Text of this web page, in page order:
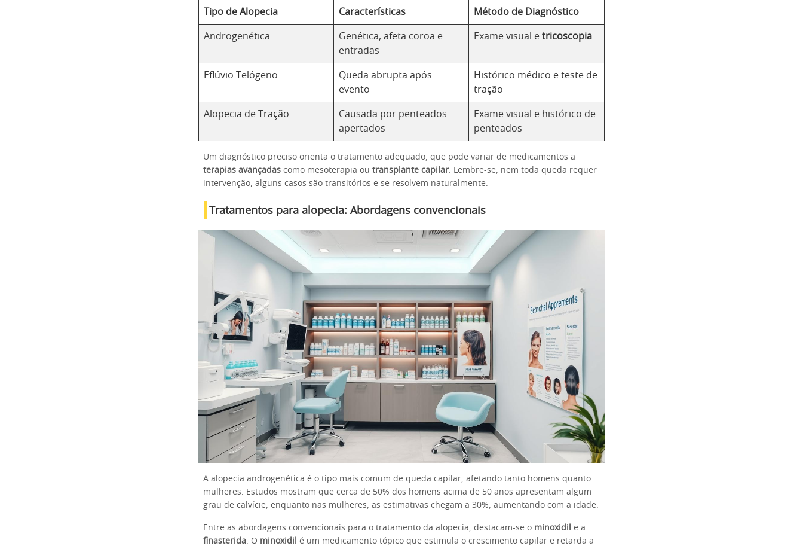
Tipo de Alopecia Características Método de Diagnóstico
Androgenética
Genética, afeta coroa e
entradas
Exame visual e tricoscopia
Eflúvio Telógeno
Queda abrupta após
evento
Histórico médico e teste de
tração
Alopecia de Tração
Causada por penteados
apertados
Exame visual e histórico de
penteados
Um diagnóstico preciso orienta o tratamento adequado, que pode variar de medicamentos a
terapias avançadas como mesoterapia ou transplante capilar. Lembre-se, nem toda queda requer
intervenção, alguns casos são transitórios e se resolvem naturalmente.
Tratamentos para alopecia: Abordagens convencionais
A alopecia androgenética é o tipo mais comum de queda capilar, afetando tanto homens quanto
mulheres. Estudos mostram que cerca de 50% dos homens acima de 50 anos apresentam algum
grau de calvície, enquanto nas mulheres, as estimativas chegam a 30%, aumentando com a idade.
Entre as abordagens convencionais para o tratamento da alopecia, destacam-se o minoxidil
e a
finasterida. O minoxidil
é um medicamento tópico que estimula o crescimento capilar e retarda a